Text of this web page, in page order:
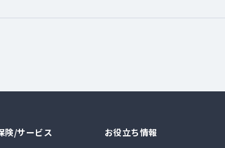
険/サービス お役立ち情報